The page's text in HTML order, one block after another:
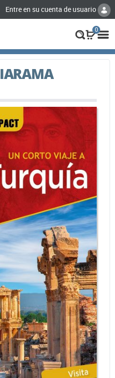
Entre en su cuenta de usuario
0